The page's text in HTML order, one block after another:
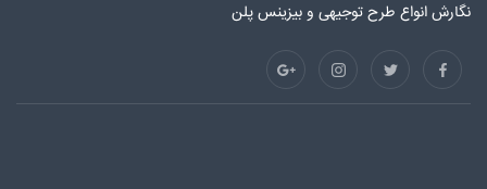
نگارش انواع طرح توجیهی و بیزینس پلن